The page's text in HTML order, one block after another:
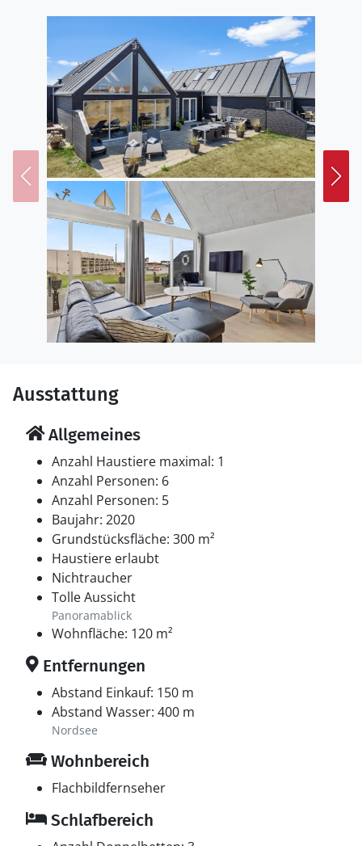
Ausstattung
Allgemeines
Anzahl Haustiere maximal: 1
Anzahl Personen: 6
Anzahl Personen: 5
Baujahr: 2020
Grundstücksfläche: 300 m²
Haustiere erlaubt
Nichtraucher
Tolle Aussicht
Panoramablick
Wohnfläche: 120 m²
Entfernungen
Abstand Einkauf: 150 m
Abstand Wasser: 400 m
Nordsee
Wohnbereich
Flachbildfernseher
Schlafbereich